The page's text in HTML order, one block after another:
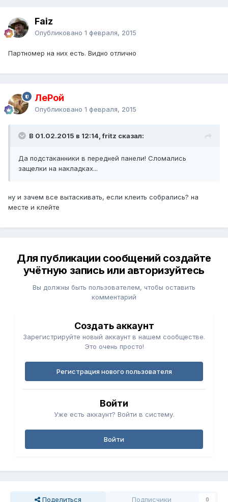
Faiz
Опубликовано 1 февраля, 2015
Партномер на них есть. Видно отлично
ЛеРой
Опубликовано 1 февраля, 2015
В 01.02.2015 в 12:14, fritz сказал:
Да подстаканники в передней панели! Сломались
защелки на накладках...
ну и зачем все вытаскивать, если клеить собрались? на
месте и клейте
Для публикации сообщений создайте
учётную запись или авторизуйтесь
Вы должны быть пользователем, чтобы оставить
комментарий
Создать аккаунт
Зарегистрируйте новый аккаунт в нашем сообществе.
Это очень просто!
Регистрация нового пользователя
Войти
Уже есть аккаунт? Войти в систему.
Войти
Поделиться Подписчики 0